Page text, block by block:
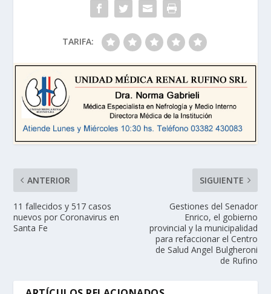
TARIFA:
ANTERIOR
11 fallecidos y 517 casos
nuevos por Coronavirus en
Santa Fe
SIGUIENTE
Gestiones del Senador
Enrico, el gobierno
provincial y la municipalidad
para refaccionar el Centro
de Salud Angel Bulgheroni
de Rufino